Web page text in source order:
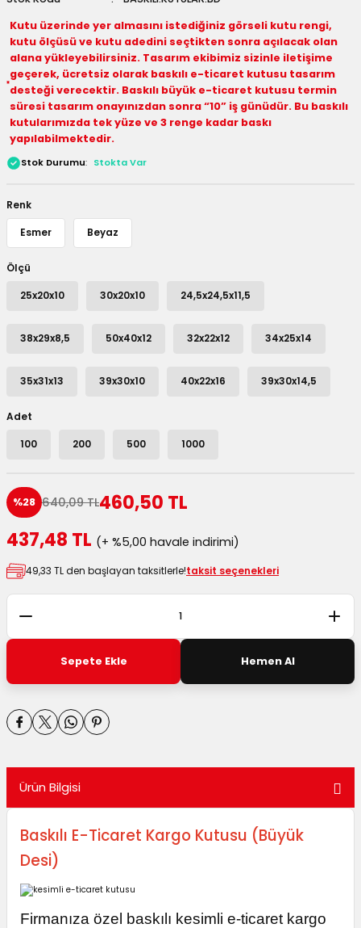
Kutuları
Kutular
ve Koliler
Kutu üzerinde yer almasını istediğiniz görseli kutu rengi,
kutu ölçüsü ve kutu adedini seçtikten sonra açılacak olan
alana yükleyebilirsiniz. Tasarım ekibimiz sizinle iletişime
geçerek, ücretsiz olarak baskılı e-ticaret kutusu tasarım
desteği verecektir. Baskılı büyük e-ticaret kutusu termin
süresi tasarım onayınızdan sonra “10” iş günüdür. Bu baskılı
kutularımızda tek yüze ve 3 renge kadar baskı
yapılabilmektedir.
Stok Durumu Stokta Var
Renk
Esmer Beyaz
Ölçü
25x20x10 30x20x10 24,5x24,5x11,5
38x29x8,5 50x40x12 32x22x12 34x25x14
35x31x13 39x30x10 40x22x16 39x30x14,5
Adet
100 200 500 1000
%28 640,09 TL460,50 TL
437,48 TL (+ %5,00 havale indirimi)
49,33 TL den başlayan taksitlerle!taksit seçenekleri
Sepete Ekle Hemen Al
Ürün Bilgisi
Baskılı E-Ticaret Kargo Kutusu (Büyük
Desi)
Firmanıza özel baskılı kesimli e-ticaret kargo